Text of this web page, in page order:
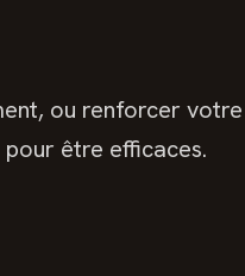
ou renforcer
être efficaces.